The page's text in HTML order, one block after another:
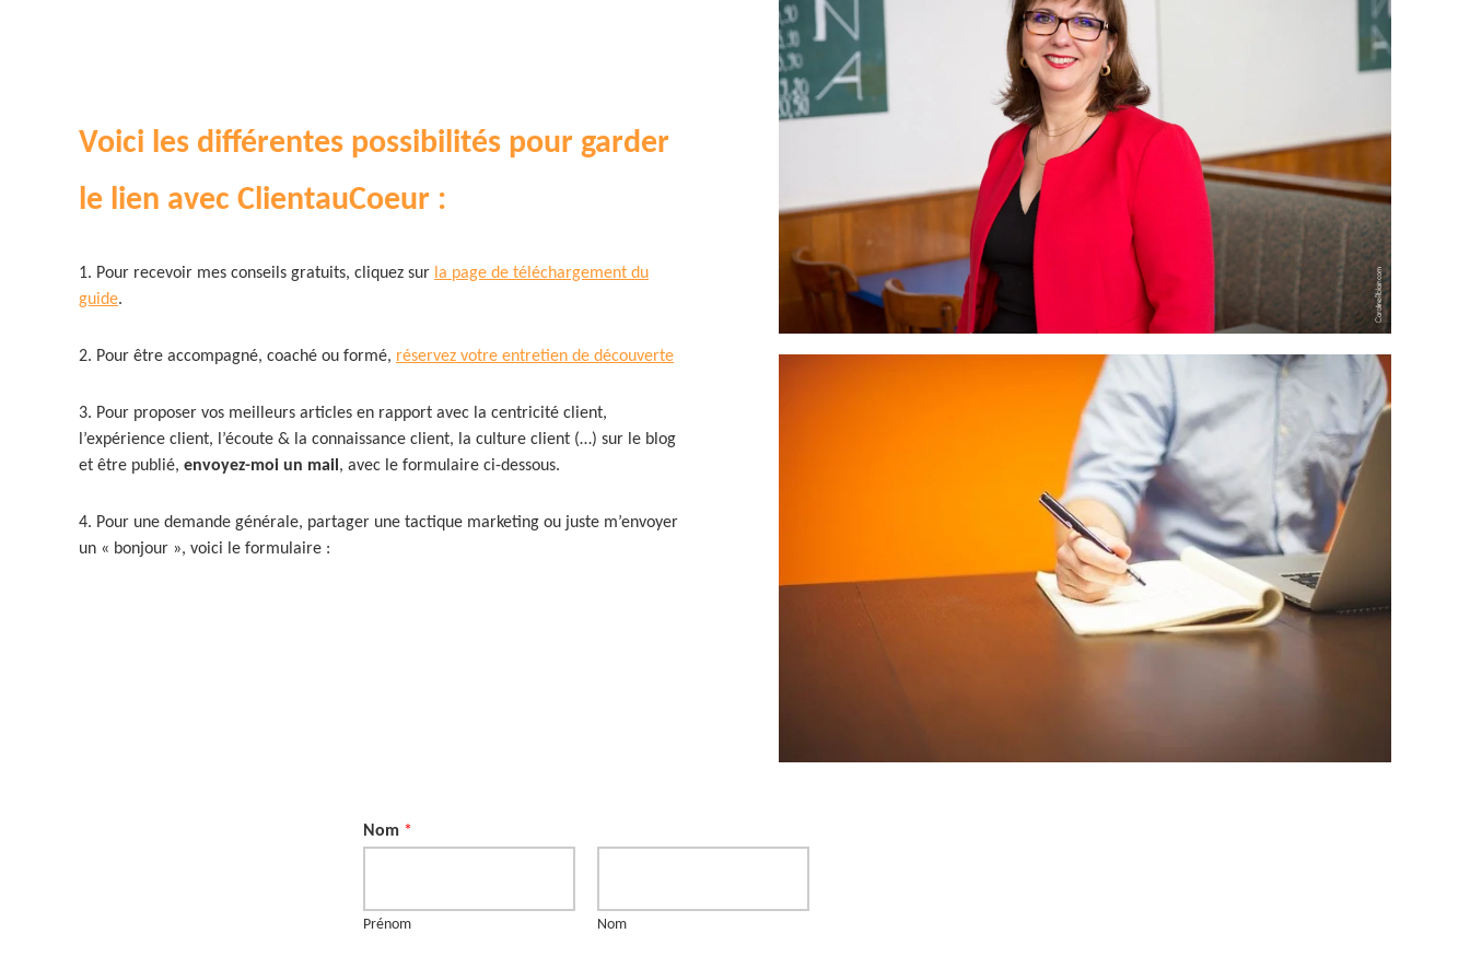
Voici les différentes possibilités pour garder
le lien avec ClientauCoeur :
1. Pour recevoir mes conseils gratuits, cliquez sur la page de téléchargement du
guide.
2. Pour être accompagné, coaché ou formé, réservez votre entretien de découverte
3. Pour proposer vos meilleurs articles en rapport avec la centricité client,
l’expérience client, l’écoute & la connaissance client, la culture client (…) sur le blog
et être publié, envoyez-moi un mail , avec le formulaire ci-dessous.
4. Pour une demande générale, partager une tactique marketing ou juste m’envoyer
un « bonjour », voici le formulaire :
Nom *
Prénom Nom